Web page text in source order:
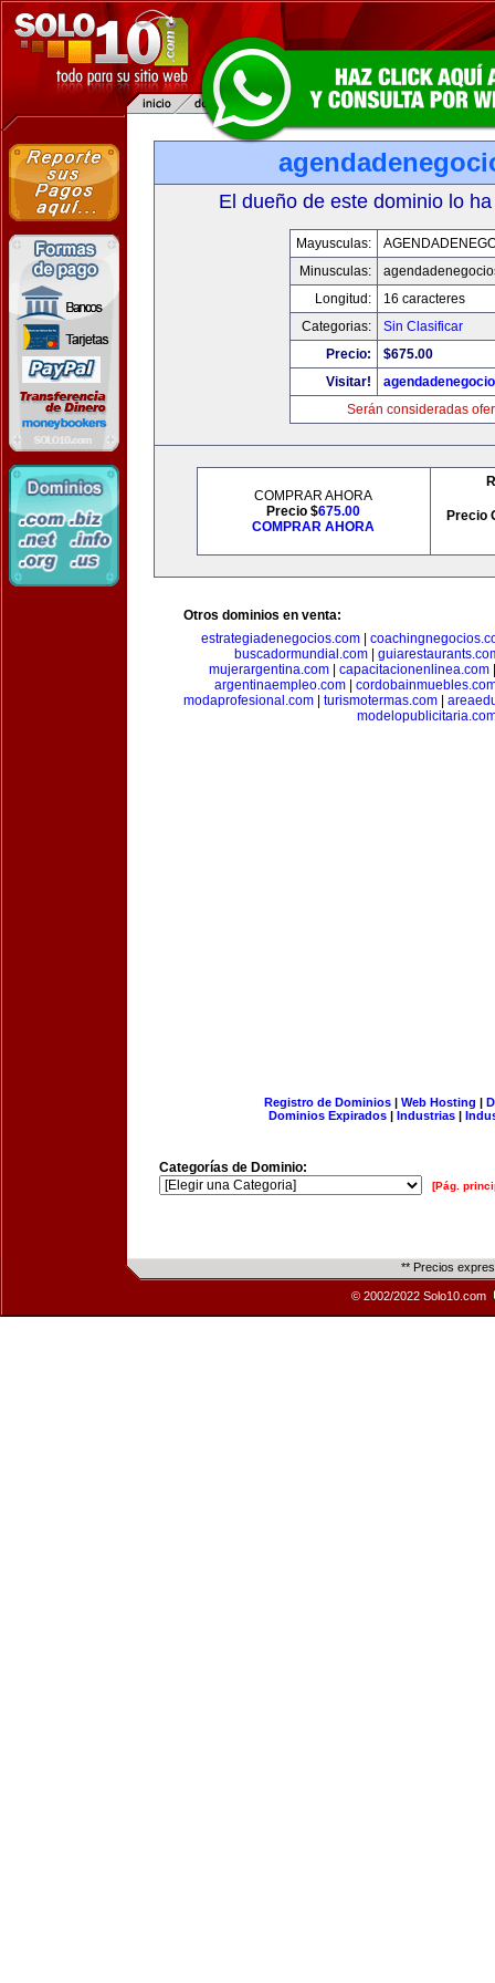
El dueño de este dominio lo
Mayusculas:
Minusculas:
Longitud:
16 caracteres
Categorias:
Sin Clasificar
Precio:
$675.00
Visitar!
Serán consideradas
COMPRAR AHORA
Precio $675.00
COMPRAR AHORA
Precio
Otros dominios en venta:
estrategiadenegocios.com
buscadormundial.com|
mujerargentina.com| capacitacionenlinea.com
argentinaempleo.com|
modaprofesional.com
turismotermas.com
Registro de Dominios| Web Hosting |
Dominios Expirados | Industrias |
Categorías de Dominio:
[Pág.
** Precios
© 2002/2022 Solo10.com